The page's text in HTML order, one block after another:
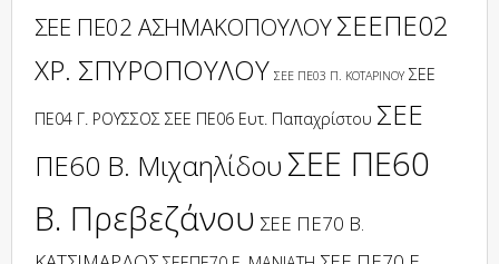
ΣΕΕ ΠΕ02 ΑΣΗΜΑΚΟΠΟΥΛΟΥΣΕΕΠΕ02
ΧΡ. ΣΠΥΡΟΠΟΥΛΟΥ ΣΕΕ ΠΕ03 Π. ΚΟΤΑΡΙΝΟΥ ΣΕΕ
ΠΕ04 Γ. ΡΟΥΣΣΟΣ ΣΕΕ ΠΕ06 Ευτ. Παπαχρίστου ΣΕΕ
ΠΕ60 Β. Μιχαηλίδου ΣΕΕ ΠΕ60
Β. Πρεβεζάνου ΣΕΕ ΠΕ70 Β.